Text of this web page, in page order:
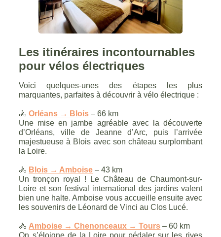
Les itinéraires incontournables
pour vélos électriques
Voici quelques-unes des étapes les plus
marquantes, parfaites à découvrir à vélo électrique :
🚴Orléans → Blois – 66 km
Une mise en jambe agréable avec la découverte
d’Orléans, ville de Jeanne d’Arc, puis l’arrivée
majestueuse à Blois avec son château surplombant
la Loire.
🚴 Blois → Amboise – 43 km
Un tronçon royal ! Le Château de Chaumont-sur-
Loire et son festival international des jardins valent
bien une halte. Amboise vous accueille ensuite avec
les souvenirs de Léonard de Vinci au Clos Lucé.
🚴 Amboise → Chenonceaux → Tours – 60 km
On s’éloigne de la Loire pour pédaler sur les rives